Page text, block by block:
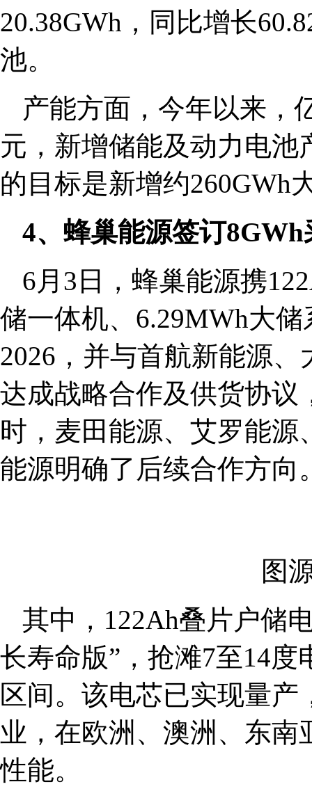
20.38GWh，同比增长
池。
产能方面，今年以来，
元，新增储能及动力电池
的目标是新增约260GWh
4、蜂巢能源签订8GWh
6月3日，蜂巢能源携
储一体机、6.29MWh大
2026，并与首航新能源
达成战略合作及供货协议
时，麦田能源、艾罗能
能源明确了后续合作方向
图
其中，122Ah叠片户储
长寿命版”，抢滩7至14
区间。该电芯已实现量产
业，在欧洲、澳洲、东
性能。